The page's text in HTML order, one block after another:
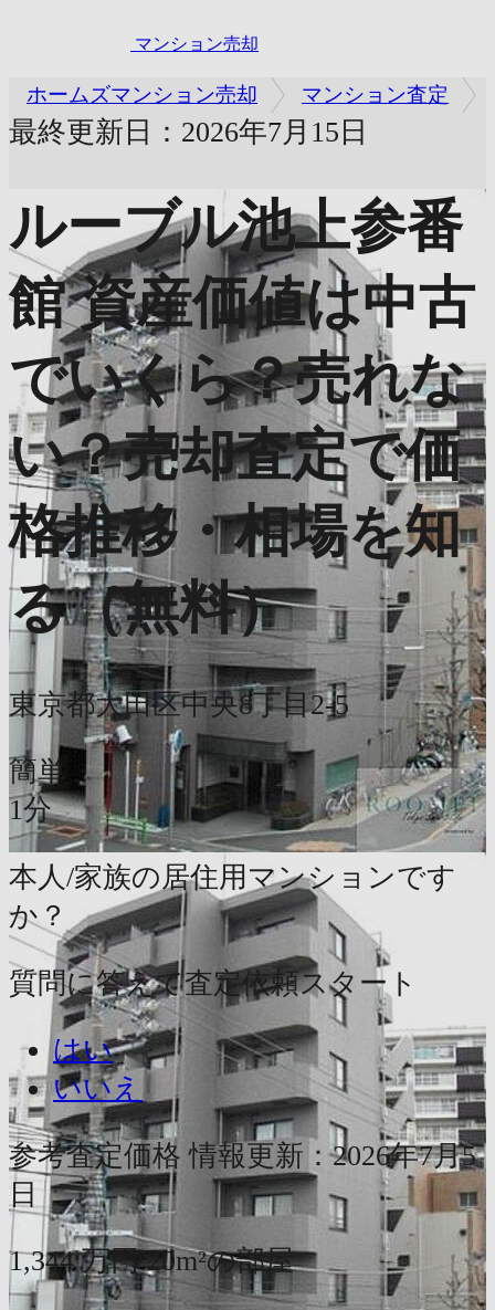
マンション売却
ホームズマンション売却 マンション査定
最終更新日：2026年7月15日
ルーブル池上参番
館 資産価値は中古
でいくら？売れな
い？売却査定で価
格推移・相場を知
る（無料）
東京都大田区中央8丁目2-5
簡単
1分
本人/家族の居住用マンションです
か？
質問に答えて査定依頼スタート
はい
いいえ
参考査定価格 情報更新：2026年7月5
日
1,344 万円 20m²の部屋